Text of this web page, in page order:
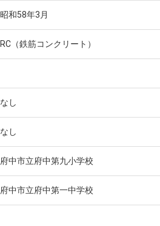
昭和58年3月
RC（鉄筋コンクリート）
なし
なし
府中市立府中第九小学校
府中市立府中第一中学校